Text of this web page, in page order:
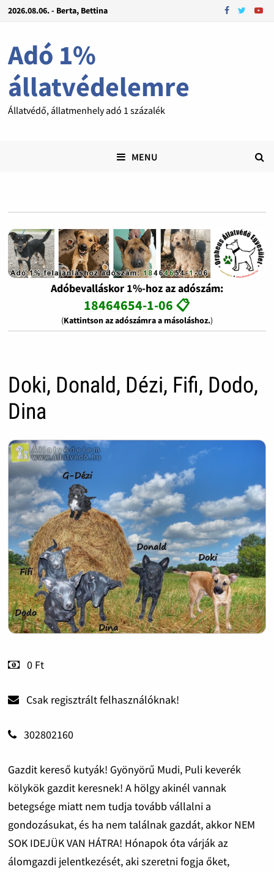
2026.08.06. - Berta, Bettina
Adó 1%
állatvédelemre
Állatvédő, állatmenhely adó 1 százalék
MENU
Adóbevalláskor 1%-hoz az adószám:
18464654-1-06 📋
(Kattintson az adószámra a másoláshoz.)
Doki, Donald, Dézi, Fifi, Dodo,
Dina
0 Ft
Csak regisztrált felhasználóknak!
302802160
Gazdit kereső kutyák! Gyönyörű Mudi, Puli keverék
kölykök gazdit keresnek! A hölgy akinél vannak
betegsége miatt nem tudja tovább vállalni a
gondozásukat, és ha nem találnak gazdát, akkor NEM
SOK IDEJÜK VAN HÁTRA! Hónapok óta várják az
álomgazdi jelentkezését, aki szeretni fogja őket,